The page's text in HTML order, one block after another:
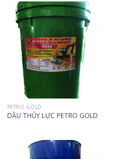
PETRO GOLD
DẦU THỦY LỰC PETRO GOLD